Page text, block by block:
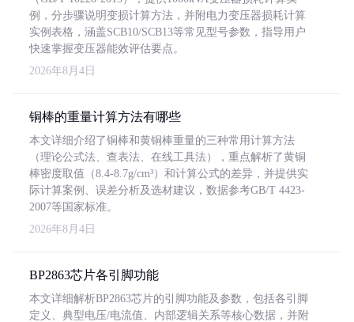
例，分步骤说明变损计算方法，并附电力变压器损耗计算
实例表格，涵盖SCB10/SCB13等常见型号参数，指导用户
快速掌握变压器能效评估要点。
2026年8月4日
铜棒的重量计算方法有哪些
本文详细介绍了铜棒和黄铜棒重量的三种常用计算方法
（理论公式法、查表法、在线工具法），重点解析了黄铜
棒密度取值（8.4-8.7g/cm³）和计算公式的差异，并提供实
际计算案例、误差分析及选材建议，数据参考GB/T 4423-
2007等国家标准。
2026年8月4日
BP2863芯片各引脚功能
本文详细解析BP2863芯片的引脚功能及参数，包括各引脚
定义、典型电压/电流值、内部逻辑关系等核心数据，并附